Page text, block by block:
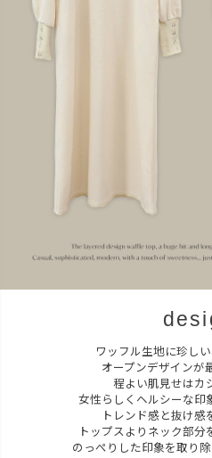
ワッフル生地に珍し
オープンデザインが
程よい肌見せはカ
女性らしくヘルシーな印
トレンド感と抜け感
トップスよりネック部分
のっぺりした印象を取り